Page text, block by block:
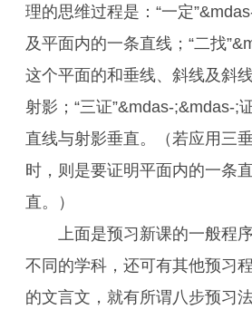
理的思维过程是：“一定
及平面内的一条直线；“二找
这个平面的和垂线、斜线及斜
射影；“三证”&mdas-;&mdas-;
直线与射影垂直。（若应用三
时，则是要证明平面内的一条
直。）
上面是预习新课的一般程序
不同的学科，还可有其他预习
的文言文，就有所谓八步预习